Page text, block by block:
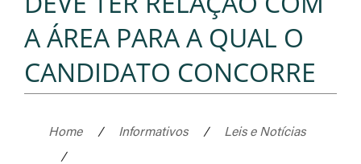
A ÁREA PARA A QUAL O
CANDIDATO CONCORRE
Home / Informativos /
Leis e Notícias
/